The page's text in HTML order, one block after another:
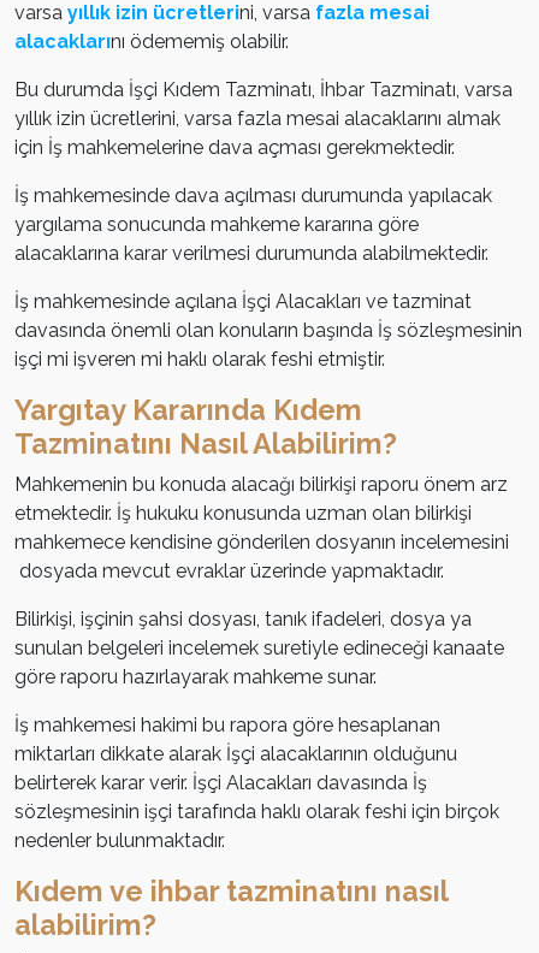
varsa yıllık izin ücretlerini, varsa fazla mesai
alacaklarını ödememiş olabilir.
Bu durumda İşçi Kıdem Tazminatı, İhbar Tazminatı, varsa
yıllık izin ücretlerini, varsa fazla mesai alacaklarını almak
için İş mahkemelerine dava açması gerekmektedir.
İş mahkemesinde dava açılması durumunda yapılacak
yargılama sonucunda mahkeme kararına göre
alacaklarına karar verilmesi durumunda alabilmektedir.
İş mahkemesinde açılana İşçi Alacakları ve tazminat
davasında önemli olan konuların başında İş sözleşmesinin
işçi mi işveren mi haklı olarak feshi etmiştir.
Yargıtay Kararında Kıdem
Tazminatını Nasıl Alabilirim?
Mahkemenin bu konuda alacağı bilirkişi raporu önem arz
etmektedir. İş hukuku konusunda uzman olan bilirkişi
mahkemece kendisine gönderilen dosyanın incelemesini
dosyada mevcut evraklar üzerinde yapmaktadır.
Bilirkişi, işçinin şahsi dosyası, tanık ifadeleri, dosya ya
sunulan belgeleri incelemek suretiyle edineceği kanaate
göre raporu hazırlayarak mahkeme sunar.
İş mahkemesi hakimi bu rapora göre hesaplanan
miktarları dikkate alarak İşçi alacaklarının olduğunu
belirterek karar verir. İşçi Alacakları davasında İş
sözleşmesinin işçi tarafında haklı olarak feshi için birçok
nedenler bulunmaktadır.
Kıdem ve ihbar tazminatını nasıl
alabilirim?